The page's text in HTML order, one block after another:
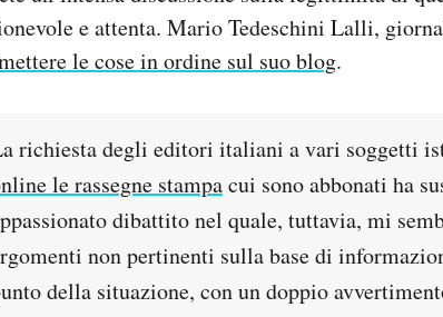
e attenta. Mario Tedeschini Lalli,
le cose in ordine sul suo blog.
richiesta degli editori italiani a vari soggetti
le rassegne stampacui sono abbonati ha
dibattito nel quale, tuttavia, mi
non pertinenti sulla base di
della situazione, con un doppio